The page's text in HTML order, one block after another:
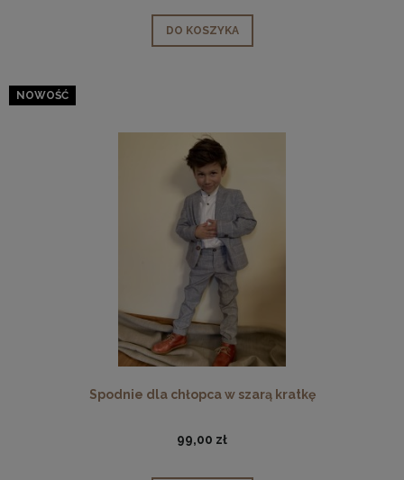
DO KOSZYKA
Spodnie dla chłopca w szarą kratkę
99,00 zł
NOWOŚĆ